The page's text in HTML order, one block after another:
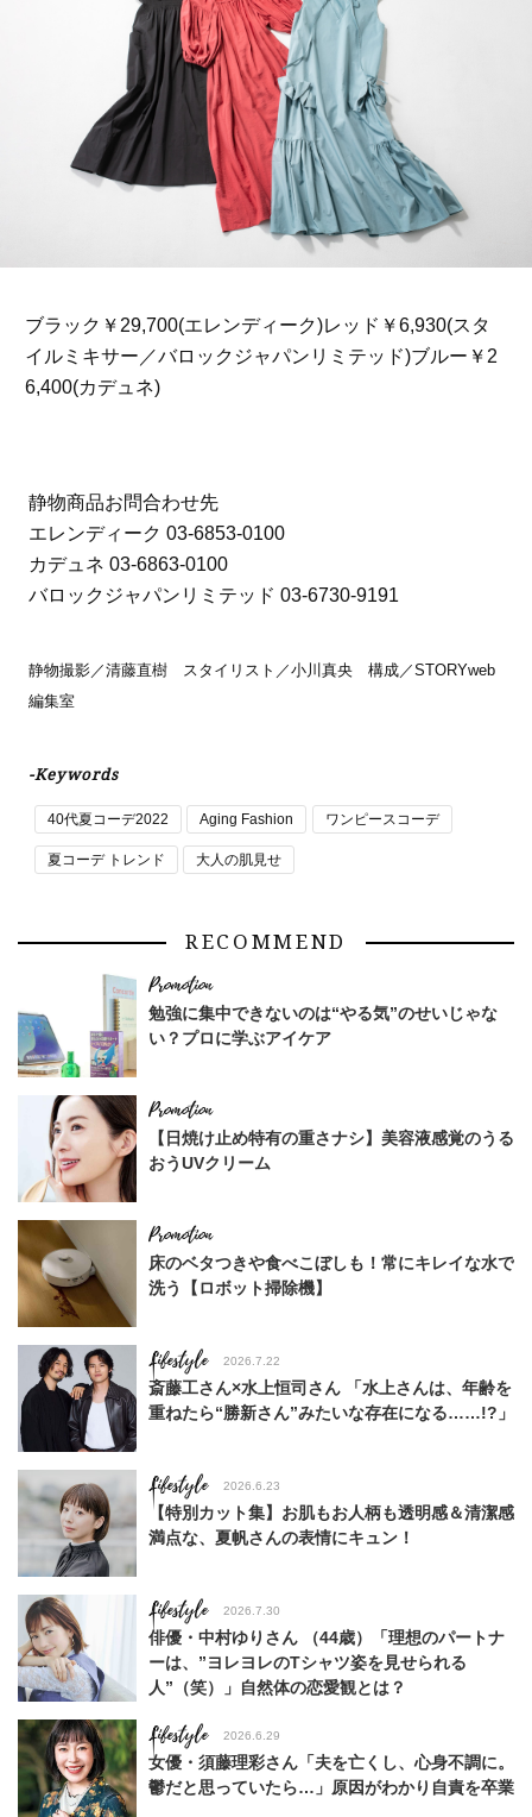
ブラック￥29,700(エレンディーク)レッド￥6,930(スタ
イルミキサー／バロックジャパンリミテッド)ブルー￥2
6,400(カデュネ)
静物商品お問合わせ先
エレンディーク 03-6853-0100
カデュネ 03-6863-0100
バロックジャパンリミテッド 03-6730-9191
静物撮影／清藤直樹 スタイリスト／小川真央 構成／STORYweb
編集室
-Keywords
40代夏コーデ2022 Aging Fashion ワンピースコーデ
夏コーデ トレンド 大人の肌見せ
RECOMMEND
勉強に集中できないのは“やる気”のせいじゃな
い？プロに学ぶアイケア
【日焼け止め特有の重さナシ】美容液感覚のうる
おうUVクリーム
床のベタつきや食べこぼしも！常にキレイな水で
洗う【ロボット掃除機】
Lifestyle 2026.7.22
斎藤工さん×水上恒司さん 「水上さんは、年齢を
重ねたら“勝新さん”みたいな存在になる……!?」
Lifestyle 2026.6.23
【特別カット集】お肌もお人柄も透明感＆清潔感
満点な、夏帆さんの表情にキュン！
Lifestyle 2026.7.30
俳優・中村ゆりさん （44歳）「理想のパートナ
ーは、”ヨレヨレのTシャツ姿を見せられる
人”（笑）」自然体の恋愛観とは？
Lifestyle 2026.6.29
女優・須藤理彩さん「夫を亡くし、心身不調に。
鬱だと思っていたら…」原因がわかり自責を卒業